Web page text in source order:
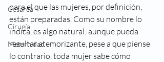
Cesárea
Cirugía
Maternidad
para el que las mujeres, por definición,
están preparadas. Como su nombre lo
indica, es algo natural: aunque pueda
resultar atemorizante, pese a que piense
lo contrario, toda mujer sabe cómo